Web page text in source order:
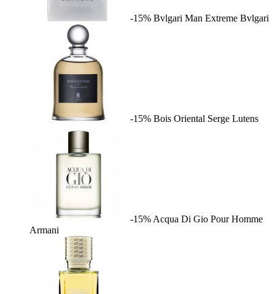
-15% Bvlgari Man Extreme Bvlgari
-15% Bois Oriental Serge Lutens
-15% Acqua Di Gio Pour Homme
Armani